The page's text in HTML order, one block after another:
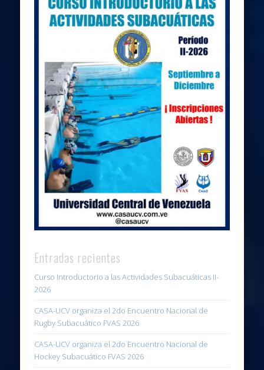
Entradas recientes
Curso Introductorio a las Actividades Subacuáticas II-
2026
CASA-UCV organiza el 2do Encuentro Nacional de
Rugby Subacuático FVAS 2026
CASA-UCV organiza el 2do Encuentro Nacional de
Hockey Subacuático FVAS 2026